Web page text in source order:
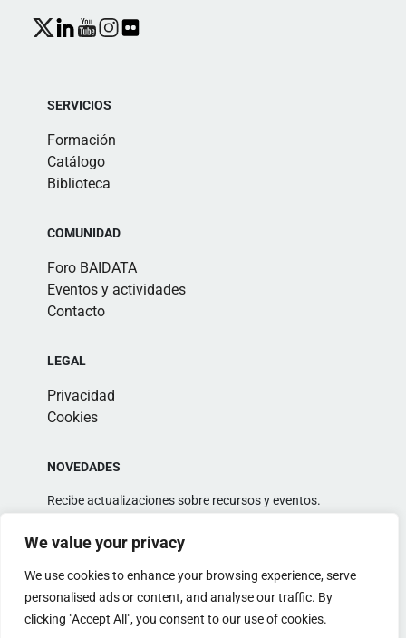
We value your privacy
We use cookies to enhance your browsing experience, serve
personalised ads or content, and analyse our traffic. By
clicking "Accept All", you consent to our use of cookies.
SERVICIOS
Formación
Catálogo
Biblioteca
COMUNIDAD
Foro BAIDATA
Eventos y actividades
Contacto
LEGAL
Privacidad
Cookies
NOVEDADES
Recibe actualizaciones sobre recursos y eventos.